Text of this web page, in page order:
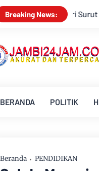
Breaking News:
Pasokan Air Bersih
BERANDA POLITIK
Beranda PENDIDIKAN